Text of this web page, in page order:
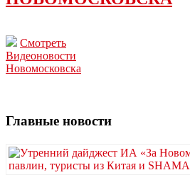
Смотреть
Видеоновости
Новомосковска
Главные новости